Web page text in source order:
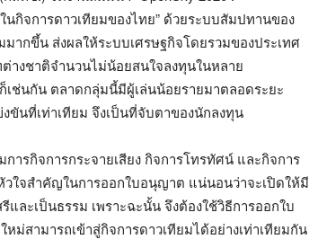
นกิจการดาวเทียมของไทย” ด้วยระบบสัมปทานของ
ากขึ้น ส่งผลให้ระบบเศรษฐกิจโดยรวมของประเทศ
งชาติจำนวนไม่น้อยสนใจลงทุนในหลาย
เช่นกัน ตลาดกลุ่มนี้มีผู้เล่นน้อยรายมาตลอดระยะ
ขันที่เท่าเทียม จึงเป็นที่จับตาของนักลงทุน
รกิจการกระจายเสียง กิจการโทรทัศน์ และกิจการ
ใจสำคัญในการออกใบอนุญาต แน่นอนว่าจะเปิดให้มี
ละเป็นธรรม เพราะฉะนั้น จึงต้องใช้วิธีการออกใบ
ม่สามารถเข้าสู่กิจการดาวเทียมได้อย่างเท่าเทียมกัน